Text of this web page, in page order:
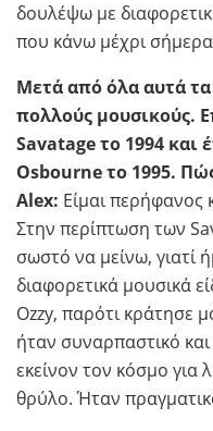
δουλέψω με
που κάνω μέχρι
Μετά από όλα αυτά τα
πολλούς μουσικούς.
Savatage το 1994 και
Osbourne το 1995.
Alex: Είμαι περήφανος
Στην περίπτωση των
σωστό να μείνω, γιατί
διαφορετικά μουσικά
Ozzy, παρότι κράτησε
ήταν συναρπαστικό
εκείνον τον κόσμο για
θρύλο. Ήταν